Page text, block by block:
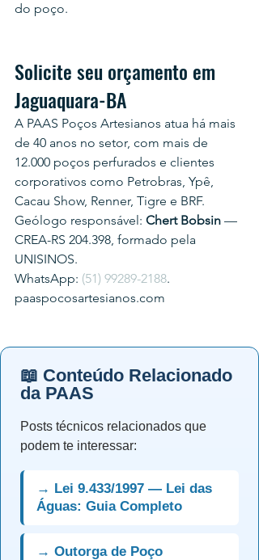
do poço.
Solicite seu orçamento em
Jaguaquara-BA
A PAAS Poços Artesianos atua há mais
de 40 anos no setor, com mais de
12.000 poços perfurados e clientes
corporativos como Petrobras, Ypê,
Cacau Show, Renner, Tigre e BRF.
Geólogo responsável: Chert Bobsin —
CREA-RS 204.398, formado pela
UNISINOS.
WhatsApp: (51) 99289-2188.
paaspocosartesianos.com
📖 Conteúdo Relacionado
da PAAS
Posts técnicos relacionados que
podem te interessar:
→ Lei 9.433/1997 — Lei das
Águas: Guia Completo
→ Outorga de Poço